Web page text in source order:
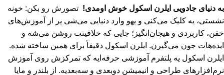
به دنیای جادویی ایلرن اسکول خوش اومدی! تصورش رو بکن: خونه
نشستی، یه کلیک می‌کنی و یهو وارد دنیایی می‌شی پر از آموزش‌های
خفن، کاربردی و هیجان‌انگیز؛ جایی که خلاقیتت روشن می‌شه و
ایده‌هات جون می‌گیرن. ایلرن اسکول دقیقاً برای همین ساخته شده.
ایلرن اسکول یه پلتفرم آموزشی حرفه‌ایه که تمرکزش روی آموزش
نرم‌افزارهای طراحی و انیمیشن دو‌بعدی و سه‌بعدیه. از بلندر و مایا